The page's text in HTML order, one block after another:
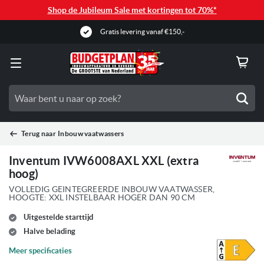
Shop de Jubileum Sale met kortingen tot 70%*
Oude apparaat gratis retour
Terug naar Inbouw vaatwassers
Inventum IVW6008AXL XXL (extra
hoog)
VOLLEDIG GEINTEGREERDE INBOUW VAATWASSER,
HOOGTE: XXL INSTELBAAR HOGER DAN 90 CM
Uitgestelde starttijd
Halve belading
Meer specificaties